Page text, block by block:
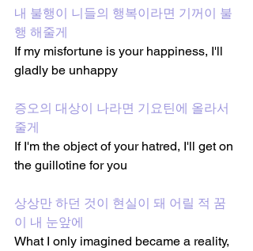
내 불행이 니들의 행복이라면 기꺼이 불
행 해줄게
If my misfortune is your happiness, I'll
gladly be unhappy
증오의 대상이 나라면 기요틴에 올라서
줄게
If I'm the object of your hatred, I'll get on
the guillotine for you
상상만 하던 것이 현실이 돼 어릴 적 꿈
이 내 눈앞에
What I only imagined became a reality,